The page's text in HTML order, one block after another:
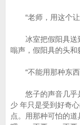
“老师，用这个让
冰室把假阳具送
嗡声，假阳具的头和
“不能用那种东
悠子的声音几乎
少 年只是受到好奇
点。用那种可怕的